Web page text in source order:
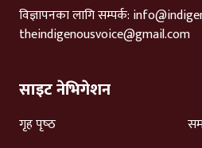
विज्ञापनका लागि सम्पर्क:
theindigenousvoice@gmail.com
साइट नेभिगेशन
गृह पृष्‍ठ